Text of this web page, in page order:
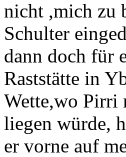
nicht ,mich zu
Schulter
dann doch für
Raststätte in
Wette,wo Pirri
liegen würde,
er vorne auf